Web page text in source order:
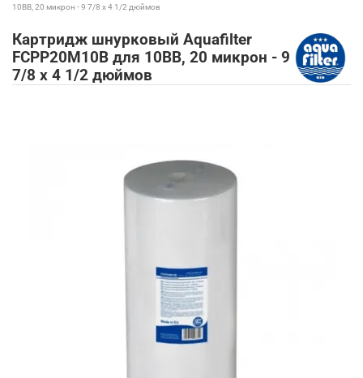
10BB, 20 микрон - 9 7/8 x 4 1/2 дюймов
Картридж шнурковый Aquafilter
FCPP20M10B для 10BB, 20 микрон - 9
7/8 x 4 1/2 дюймов